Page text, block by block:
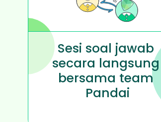
Sesi soal jawab
secara langsung
bersama team
Pandai